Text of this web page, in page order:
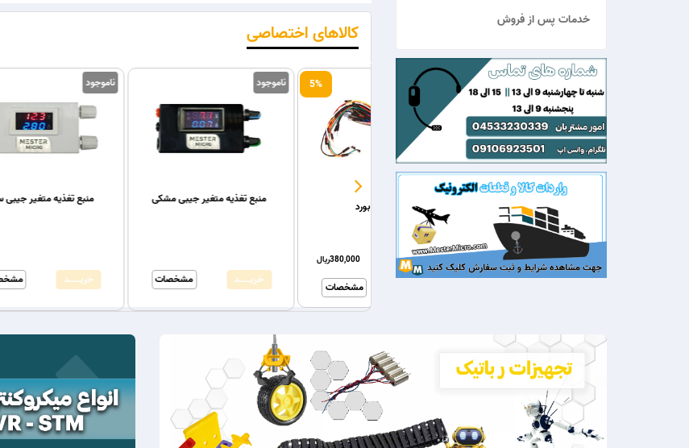
کالاهای اختصاصی
منبع تغذیه متغیر جیبی مشکی
مشخصات خریـــــــد
400,000ریال
مشخصات خریـــــــد
LCD کاراکتری 2x16 بک لایت سبز
530,000ریال 655,000ریال
8.4%
600,000ریال
خدمات پس از فروش